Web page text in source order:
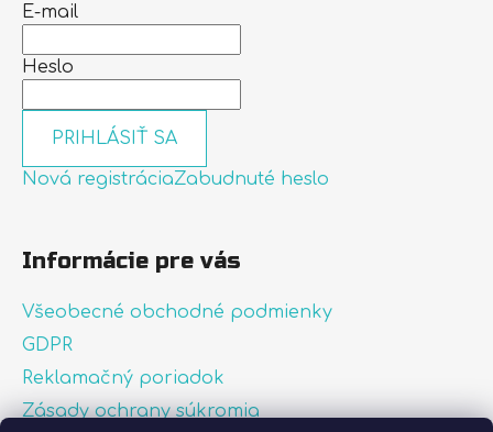
E-mail
Heslo
PRIHLÁSIŤ SA
Nová registráciaZabudnuté heslo
Informácie pre vás
Všeobecné obchodné podmienky
GDPR
Reklamačný poriadok
Zásady ochrany súkromia